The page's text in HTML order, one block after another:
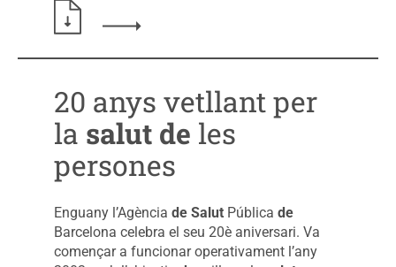
Llegir més sobre: Indicadors de salut i treball
20 anys vetllant per
la salut de les
persones
Enguany l’Agència de SalutPública de
Barcelona celebra el seu 20è aniversari. Va
començar a funcionar operativament l’any